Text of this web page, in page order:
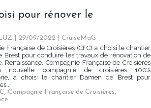
pour rénover le
| 29/09/2022
CruiseMaG
Française de Croisières (CFC) a choisi le chantier
Brest pour conduire les travaux de rénovation de
Renaissance. Compagnie Française de Croisières
nouvelle compagnie de croisières 100%
a choisi le chantier Damen de Brest pour
, Compagnie Française de Croisières,